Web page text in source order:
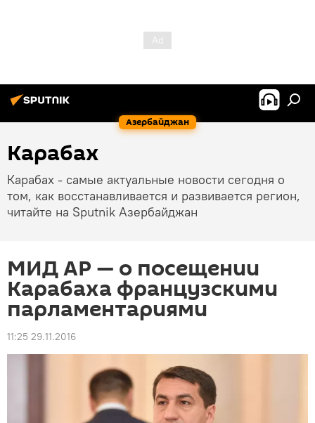
Азербайджан
Карабах
Карабах - самые актуальные новости сегодня о
том, как восстанавливается и развивается регион,
читайте на Sputnik Азербайджан
МИД АР — о посещении
Карабаха французскими
парламентариями
11:25 29.11.2016